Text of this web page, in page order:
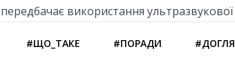
передбачає використання
#ЩО_ТАКЕ #ПОРАДИ